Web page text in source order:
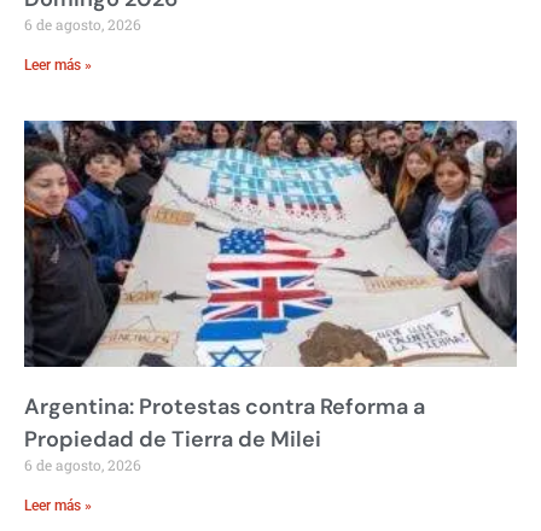
6 de agosto, 2026
Leer más »
Argentina: Protestas contra Reforma a
Propiedad de Tierra de Milei
6 de agosto, 2026
Leer más »